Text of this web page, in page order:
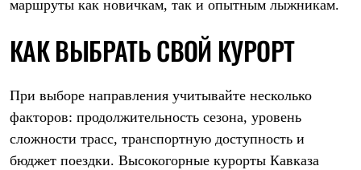
маршруты как новичкам, так и опытным лыжникам.
КАК ВЫБРАТЬ СВОЙ КУРОРТ
При выборе направления учитывайте несколько
факторов: продолжительность сезона, уровень
сложности трасс, транспортную доступность и
бюджет поездки. Высокогорные курорты Кавказа